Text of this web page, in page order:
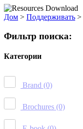
Дом > Поддерживать >
Фильтр поиска:
Категории
Brand (0)
Brochures (0)